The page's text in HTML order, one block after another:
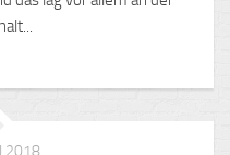
2018